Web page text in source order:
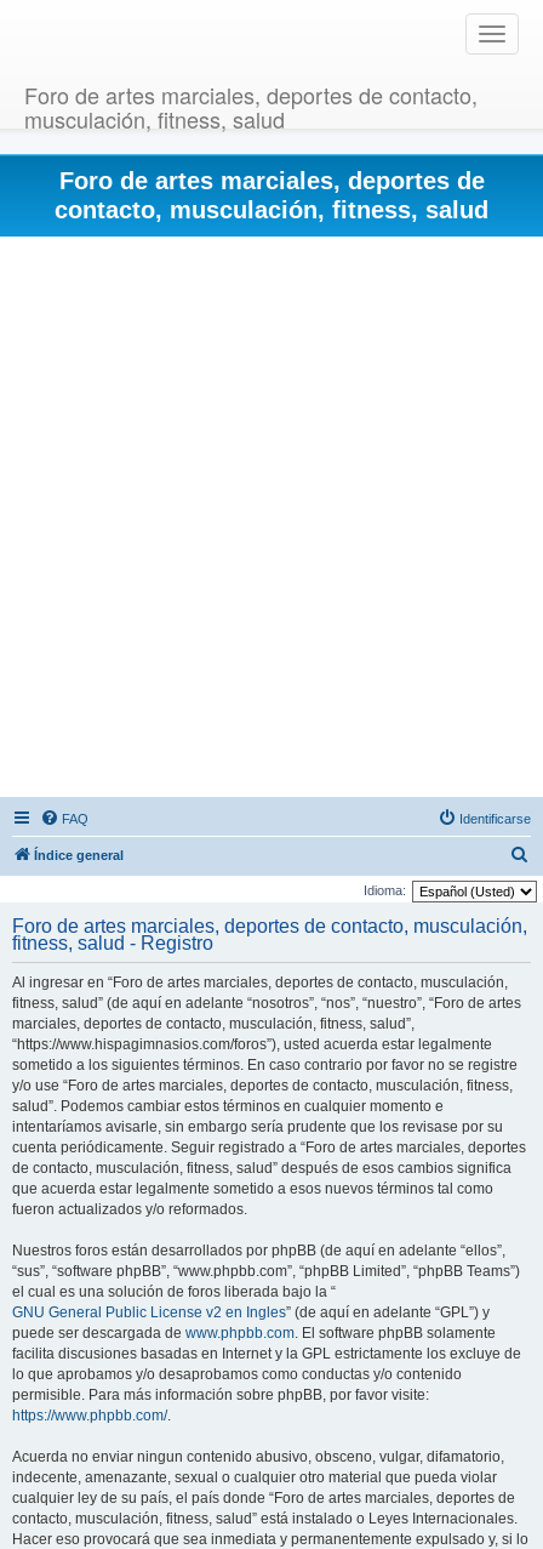
T
o
e
v
Foro de artes marciales, deportes de contacto,
musculación, fitness, salud
Foro de artes marciales, deportes de
contacto, musculación, fitness, salud
FAQ Identificarse
Índice general
u
Idioma:
Foro de artes marciales, deportes de contacto, musculación,
fitness, salud - Registro
Al ingresar en “Foro de artes marciales, deportes de contacto, musculación,
fitness, salud” (de aquí en adelante “nosotros”, “nos”, “nuestro”, “Foro de artes
marciales, deportes de contacto, musculación, fitness, salud”,
“https://www.hispagimnasios.com/foros”), usted acuerda estar legalmente
sometido a los siguientes términos. En caso contrario por favor no se registre
y/o use “Foro de artes marciales, deportes de contacto, musculación, fitness,
salud”. Podemos cambiar estos términos en cualquier momento e
intentaríamos avisarle, sin embargo sería prudente que los revisase por su
cuenta periódicamente. Seguir registrado a “Foro de artes marciales, deportes
de contacto, musculación, fitness, salud” después de esos cambios significa
que acuerda estar legalmente sometido a esos nuevos términos tal como
fueron actualizados y/o reformados.
Nuestros foros están desarrollados por phpBB (de aquí en adelante “ellos”,
“sus”, “software phpBB”, “www.phpbb.com”, “phpBB Limited”, “phpBB Teams”)
el cual es una solución de foros liberada bajo la “
GNU General Public License v2 en Ingles” (de aquí en adelante “GPL”) y
puede ser descargada de www.phpbb.com. El software phpBB solamente
facilita discusiones basadas en Internet y la GPL estrictamente los excluye de
lo que aprobamos y/o desaprobamos como conductas y/o contenido
permisible. Para más información sobre phpBB, por favor visite:
https://www.phpbb.com/.
Acuerda no enviar ningun contenido abusivo, obsceno, vulgar, difamatorio,
indecente, amenazante, sexual o cualquier otro material que pueda violar
cualquier ley de su país, el país donde “Foro de artes marciales, deportes de
contacto, musculación, fitness, salud” está instalado o Leyes Internacionales.
Hacer eso provocará que sea inmediata y permanentemente expulsado y, si lo